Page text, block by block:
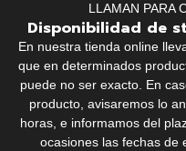
LLAMAN PARA
Disponibilidad de
En nuestra tienda online
que en determinados
puede no ser exacto. En
producto, avisaremos lo
horas, e informamos del
ocasiones las fechas de